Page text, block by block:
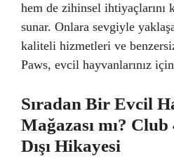
hem de zihinsel ihtiyaçlarını
sunar. Onlara sevgiyle
kaliteli hizmetleri ve
Paws, evcil hayvanlarınız
Sıradan Bir Evcil
Mağazası mı? Club
Dışı Hikayesi